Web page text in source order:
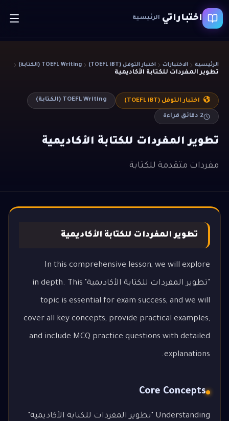
اختباراتي الرئيسية
الرئيسية الاختبارات اختبار التوفل (TOEFL iBT) TOEFL Writing (الكتابة)
تطوير المفردات للكتابة الأكاديمية
اختبار التوفل (TOEFL iBT) TOEFL Writing (الكتابة)
2 دقائق قراءة
تطوير المفردات للكتابة الأكاديمية
مفردات متقدمة للكتابة
تطوير المفردات للكتابة الأكاديمية
In this comprehensive lesson, we will explore
"تطوير المفردات للكتابة الأكاديمية" in depth. This
topic is essential for exam success, and we will
cover all key concepts, provide practical examples,
and include MCQ practice questions with detailed
explanations.
Core Concepts
Understanding "تطوير المفردات للكتابة الأكاديمية"